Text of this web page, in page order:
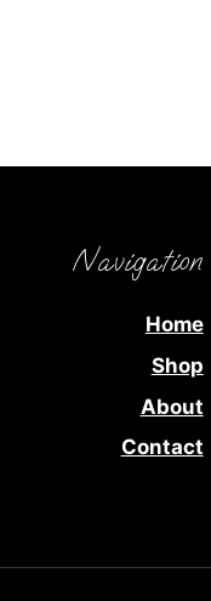
Navigation
Home
Shop
About
Contact